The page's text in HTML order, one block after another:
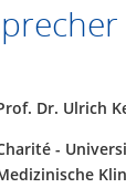
Dr. Ulrich
-